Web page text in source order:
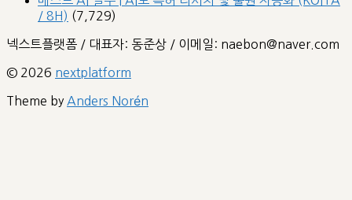
/ 8H) (7,729)
넥스트플랫폼 / 대표자: 동준상 / 이메일: naebon@naver.com
© 2026 nextplatform
Theme by Anders Norén